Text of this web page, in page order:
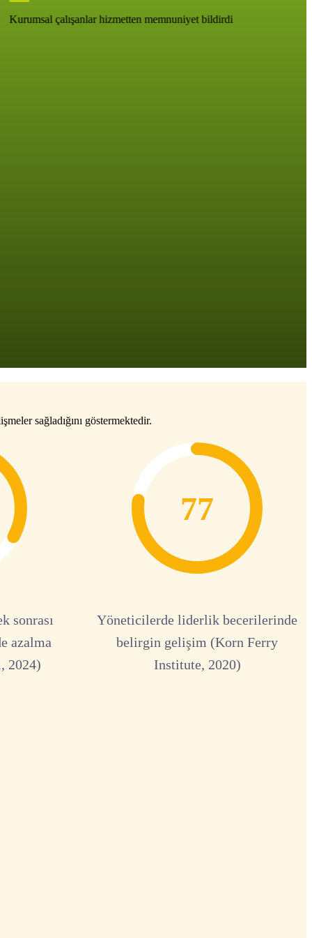
Kurumsal çalışanlar hizmetten memnuniyet bildirdi
sağladığını göstermektedir.
sonrası
azalma
2024)
77
Yöneticilerde liderlik becerilerinde
belirgin gelişim (Korn Ferry
Institute, 2020)